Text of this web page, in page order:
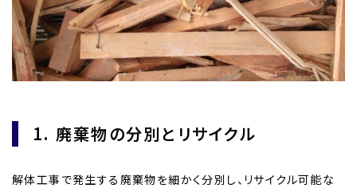
1. 廃棄物の分別とリサイクル
解体工事で発生する廃棄物を細かく分別し、リサイクル可能な